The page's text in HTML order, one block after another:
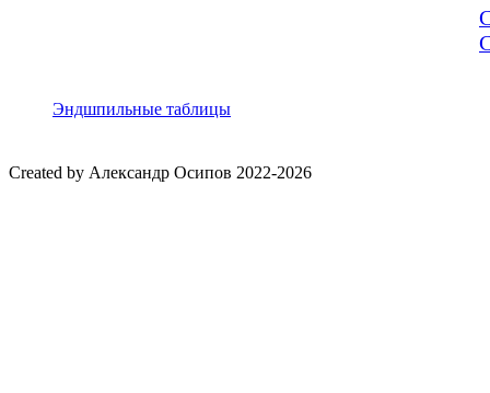
Эндшпильные таблицы
Created by Александр Осипов 2022-2026